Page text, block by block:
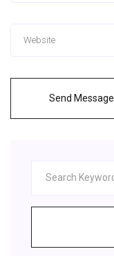
Send Message